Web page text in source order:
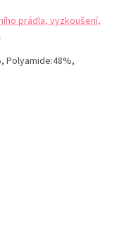
prádla, vyzkoušení,
Polyamide:48%,